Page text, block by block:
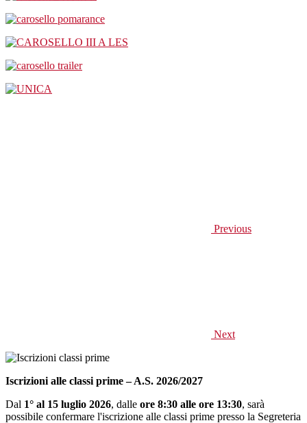
Previous
Next
Iscrizioni alle classi prime – A.S. 2026/2027
Dal 1° al 15 luglio 2026, dalle ore 8:30 alle ore 13:30, sarà
possibile confermare l'iscrizione alle classi prime presso la Segreteria